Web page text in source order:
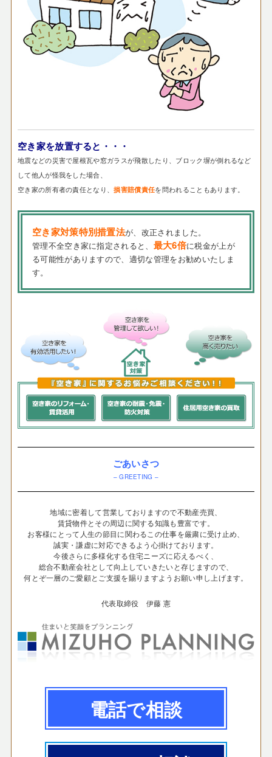
空き家を放置すると・・・
地震などの災害で屋根瓦や窓ガラスが飛散したり、ブロック塀が倒れるなど
して他人が怪我をした場合、
空き家の所有者の責任となり、損害賠償責任を問われることもあります。
空き家対策特別措置法が、改正されました。
管理不全空き家に指定されると、 最大6倍に税金が上が
る可能性がありますので、適切な管理をお勧めいたしま
す。
ごあいさつ
– GREETING –
地域に密着して営業しておりますので不動産売買、
賃貸物件とその周辺に関する知識も豊富です。
お客様にとって人生の節目に関わるこの仕事を厳粛に受け止め、
誠実・謙虚に対応できるよう心掛けております。
今後さらに多様化する住宅ニーズに応えるべく、
総合不動産会社として向上していきたいと存じますので、
何とぞ一層のご愛顧とご支援を賜りますようお願い申し上げます。
代表取締役 伊藤 憲
電話で相談